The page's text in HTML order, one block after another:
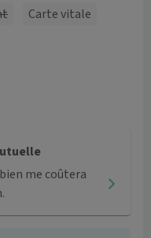
Carte vitale
me coûtera